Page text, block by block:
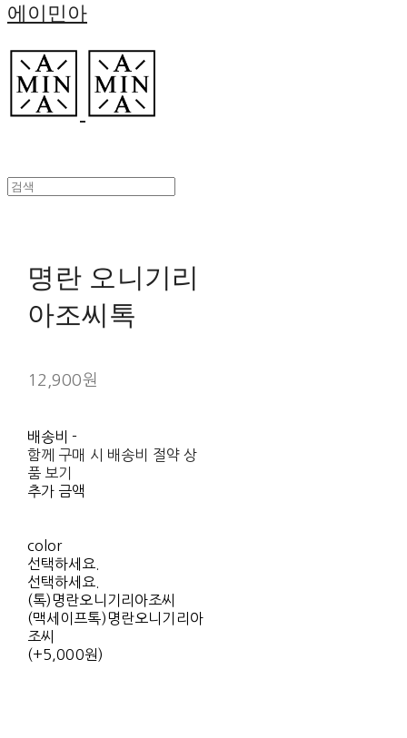
에이민아
명란 오니기리
아조씨톡
12,900원
배송비-
함께 구매 시 배송비 절약 상
품 보기
추가 금액
color
선택하세요.
선택하세요.
(톡)명란오니기리아조씨
(맥세이프톡)명란오니기리아
조씨
(+5,000원)